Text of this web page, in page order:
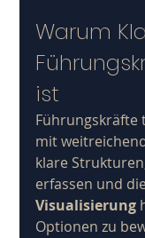
Warum
ist
Führungskräfte
mit
klare
erfassen und
Visualisierung
Optionen zu